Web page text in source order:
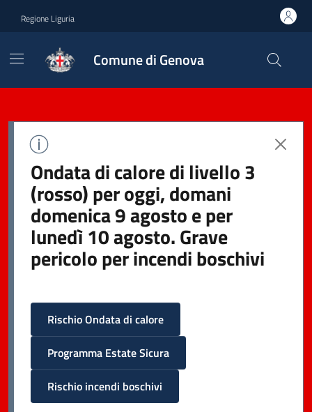
Regione Liguria
Comune di Genova
Ondata di calore di livello 3
(rosso) per oggi, domani
domenica 9 agosto e per
lunedì 10 agosto. Grave
pericolo per incendi boschivi
Rischio Ondata di calore
Programma Estate Sicura
Rischio incendi boschivi